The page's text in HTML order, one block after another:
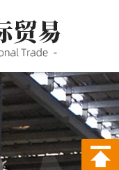
,P站最新
录版APP